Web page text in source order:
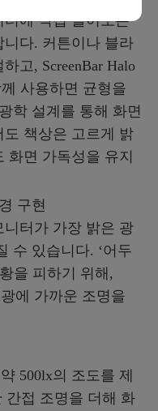
에 직접 들어오는
다. 커튼이나 블라
고, ScreenBar Halo
사용하면 균형을
학 설계를 통해 화면
책상은 고르게 밝
화면 가독성을 유지
구현
터가 가장 밝은 광
수 있습니다. ‘어두
을 피하기 위해,
에 가까운 조명을
500lx의 조도를 제
간접 조명을 더해 화